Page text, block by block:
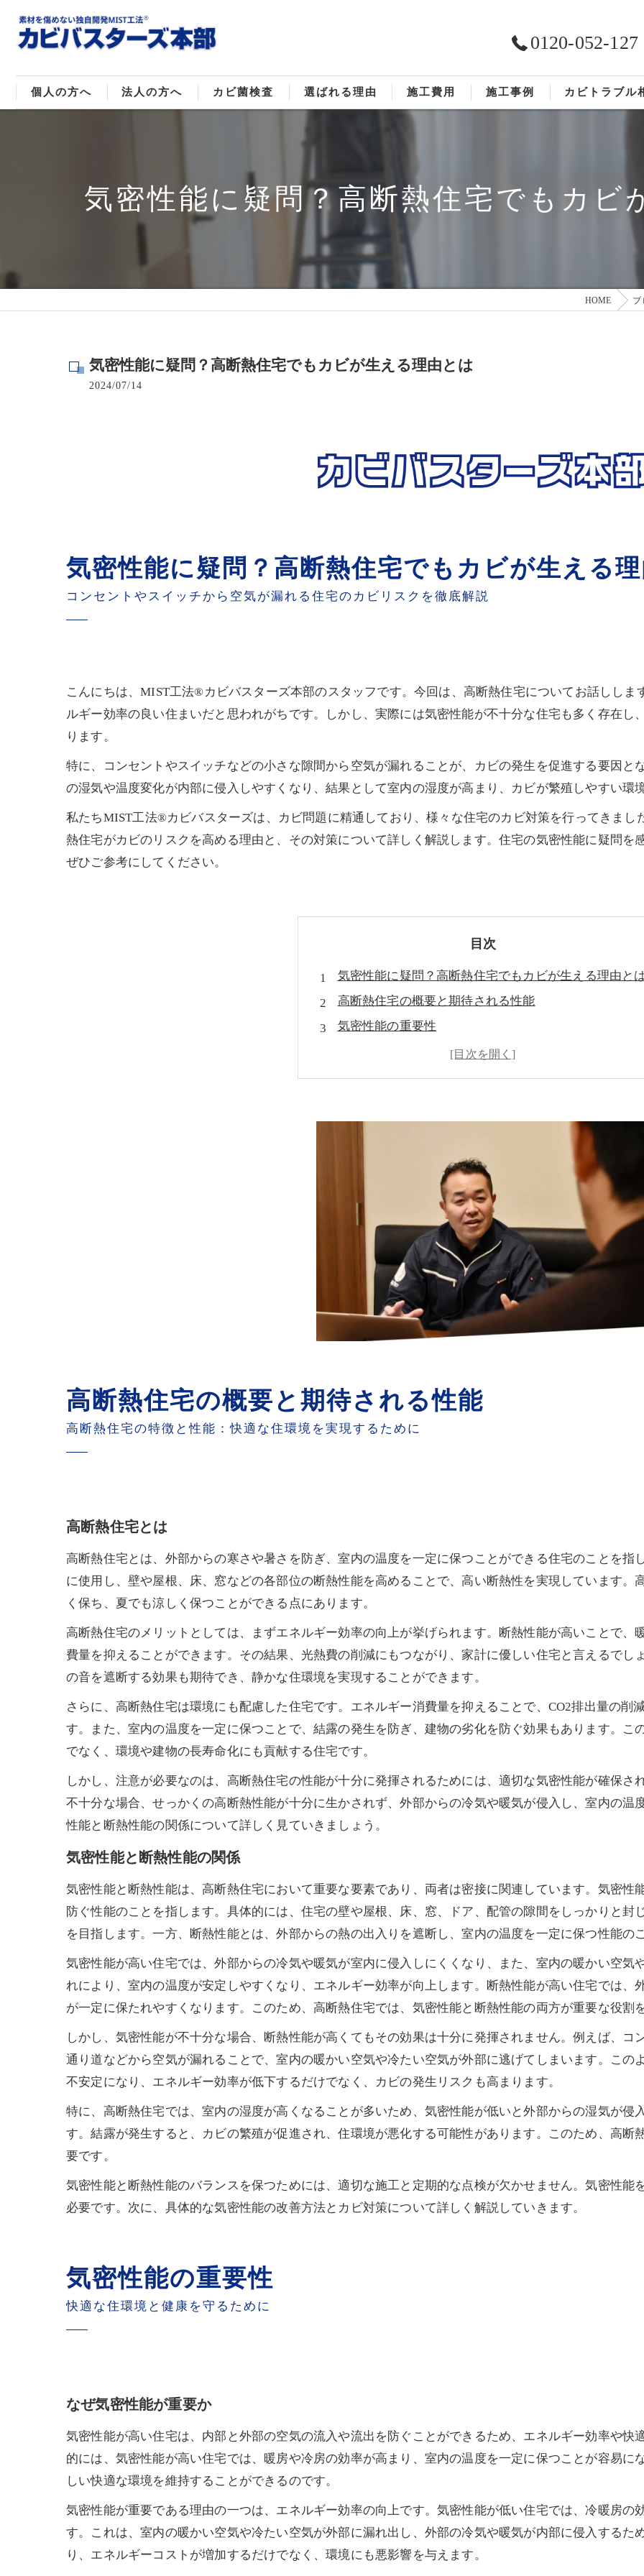
0120-052-127
個人の方へ 法人の方へ
店舗のカビ取り
病院･クリニックのカビ取り
カビ菌検査 選ばれる理由
MIST工法®
施工費用 施工事例 カビトラブル
気密性能に疑問？高断熱住宅でもカビ
HOME ブ
気密性能に疑問？高断熱住宅でもカビが生える理由とは
2024/07/14
気密性能に疑問？高断熱住宅でもカビが生える
コンセントやスイッチから空気が漏れる住宅のカビリスクを徹底解説
こんにちは、MIST工法®カビバスターズ本部のスタッフです。今回は、高断熱住宅についてお話しし
ルギー効率の良い住まいだと思われがちです。しかし、実際には気密性能が不十分な住宅も多く存在し
ります。
特に、コンセントやスイッチなどの小さな隙間から空気が漏れることが、カビの発生を促進する要因と
の湿気や温度変化が内部に侵入しやすくなり、結果として室内の湿度が高まり、カビが繁殖しやすい環
私たちMIST工法®カビバスターズは、カビ問題に精通しており、様々な住宅のカビ対策を行ってきま
熱住宅がカビのリスクを高める理由と、その対策について詳しく解説します。住宅の気密性能に疑問を
ぜひご参考にしてください。
目次
気密性能に疑問？高断熱住宅でもカビが生える理由と
高断熱住宅の概要と期待される性能
気密性能の重要性
気密性能が不十分な住宅の実態
気密性能不足がカビ発生に与える影響
高断熱住宅の概要と期待される性能
高断熱住宅の特徴と性能：快適な住環境を実現するために
高断熱住宅とは
高断熱住宅とは、外部からの寒さや暑さを防ぎ、室内の温度を一定に保つことができる住宅のことを指
に使用し、壁や屋根、床、窓などの各部位の断熱性能を高めることで、高い断熱性を実現しています。
く保ち、夏でも涼しく保つことができる点にあります。
高断熱住宅のメリットとしては、まずエネルギー効率の向上が挙げられます。断熱性能が高いことで、
費量を抑えることができます。その結果、光熱費の削減にもつながり、家計に優しい住宅と言えるでし
の音を遮断する効果も期待でき、静かな住環境を実現することができます。
さらに、高断熱住宅は環境にも配慮した住宅です。エネルギー消費量を抑えることで、CO2排出量の削
す。また、室内の温度を一定に保つことで、結露の発生を防ぎ、建物の劣化を防ぐ効果もあります。こ
でなく、環境や建物の長寿命化にも貢献する住宅です。
しかし、注意が必要なのは、高断熱住宅の性能が十分に発揮されるためには、適切な気密性能が確保さ
不十分な場合、せっかくの高断熱性能が十分に生かされず、外部からの冷気や暖気が侵入し、室内の温
性能と断熱性能の関係について詳しく見ていきましょう。
気密性能と断熱性能の関係
気密性能と断熱性能は、高断熱住宅において重要な要素であり、両者は密接に関連しています。気密性
防ぐ性能のことを指します。具体的には、住宅の壁や屋根、床、窓、ドア、配管の隙間をしっかりと封
を目指します。一方、断熱性能とは、外部からの熱の出入りを遮断し、室内の温度を一定に保つ性能の
気密性能が高い住宅では、外部からの冷気や暖気が室内に侵入しにくくなり、また、室内の暖かい空気
れにより、室内の温度が安定しやすくなり、エネルギー効率が向上します。断熱性能が高い住宅では、
が一定に保たれやすくなります。このため、高断熱住宅では、気密性能と断熱性能の両方が重要な役割
しかし、気密性能が不十分な場合、断熱性能が高くてもその効果は十分に発揮されません。例えば、コ
通り道などから空気が漏れることで、室内の暖かい空気や冷たい空気が外部に逃げてしまいます。この
不安定になり、エネルギー効率が低下するだけでなく、カビの発生リスクも高まります。
特に、高断熱住宅では、室内の湿度が高くなることが多いため、気密性能が低いと外部からの湿気が侵
す。結露が発生すると、カビの繁殖が促進され、住環境が悪化する可能性があります。このため、高断
要です。
気密性能と断熱性能のバランスを保つためには、適切な施工と定期的な点検が欠かせません。気密性能
必要です。次に、具体的な気密性能の改善方法とカビ対策について詳しく解説していきます。
気密性能の重要性
快適な住環境と健康を守るために
なぜ気密性能が重要か
気密性能が高い住宅は、内部と外部の空気の流入や流出を防ぐことができるため、エネルギー効率や快
的には、気密性能が高い住宅では、暖房や冷房の効率が高まり、室内の温度を一定に保つことが容易に
しい快適な環境を維持することができるのです。
気密性能が重要である理由の一つは、エネルギー効率の向上です。気密性能が低い住宅では、冷暖房の
す。これは、室内の暖かい空気や冷たい空気が外部に漏れ出し、外部の冷気や暖気が内部に侵入するた
り、エネルギーコストが増加するだけでなく、環境にも悪影響を与えます。